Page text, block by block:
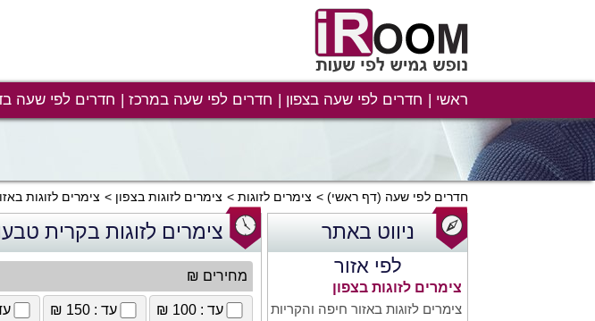
ראשי חדרים לפי שעה בצפון חדרים לפי שעה במרכז חדרים לפי שעה
חדרים לפי שעה (דף ראשי) צימרים לזוגות צימרים לזוגות בצפון צימרים לזוגות
ניווט באתר
לפי אזור
צימרים לזוגות בצפון
צימרים לזוגות באזור חיפה והקריות
צימרים לזוגות בקרית
מחירים ₪
עד : 100 ₪ עד : 150 ₪ עד